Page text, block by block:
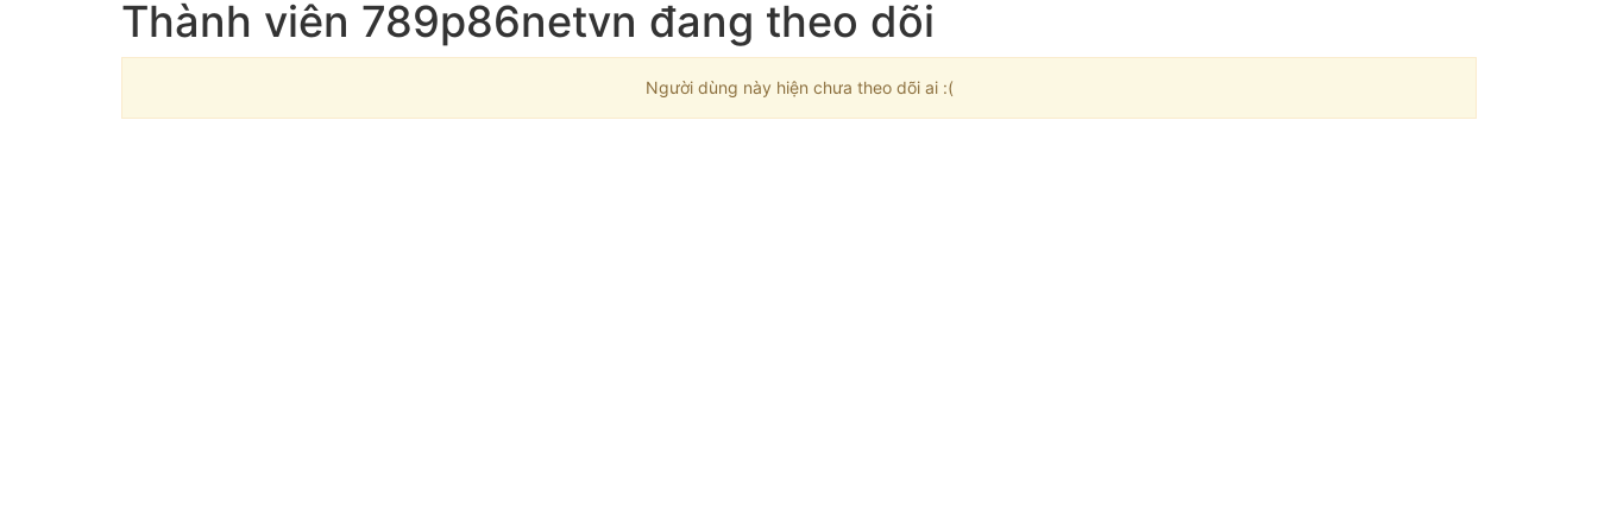
Thành viên 789p86netvn đang theo dõi
Người dùng này hiện chưa theo dõi ai :(